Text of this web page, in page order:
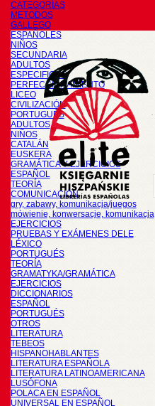
CATEGORÍAS
METODOS
GALLEGO
ESPAÑOLES
NIÑOS
SECUNDARIA
ADULTOS
ESPECIFICOS
PERFECCIONAMIENTO
LICEO
CIVILIZACIÓN
PORTUGUÉS
ADULTOS
NIÑOS
CATALÁN
EUSKERA
GRAMÁTICA Y EJERCICIOS
ESPAÑOL
TEORÍA
COMUNICACIÓN
gry, zabawy, komunikacja/juegos
mówienie, konwersacje, komunikacja
EJERCICIOS
PRUEBAS Y EXÁMENES DELE
LÉXICO
PORTUGUÉS
TEORÍA
GRAMATYKA/GRAMÁTICA
EJERCICIOS
DICCIONARIOS
ESPAÑOL
PORTUGUÉS
OTROS
LITERATURA
TEBEOS
HISPANOHABLANTES
LITERATURA ESPAÑOLA
LITERATURA LATINOAMERICANA
LUSÓFONA
POLACA EN ESPAÑOL
UNIVERSAL EN ESPAÑOL